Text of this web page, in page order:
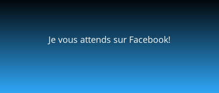
Je vous attends sur Facebook!